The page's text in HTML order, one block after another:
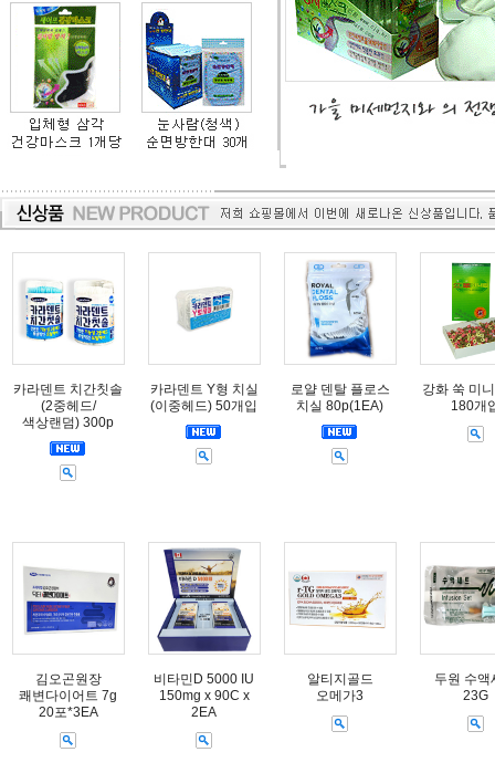
카라덴트 치간칫솔
(2중헤드/
색상랜덤) 300p
카라덴트 Y형 치실
(이중헤드) 50개입
로얄 덴탈 플로스
치실 80p(1EA)
강화 쑥 미
180개
김오곤원장
쾌변다이어트 7g
20포*3EA
비타민D 5000 IU
150mg x 90C x
2EA
알티지골드
오메가3
두원 수액
23G